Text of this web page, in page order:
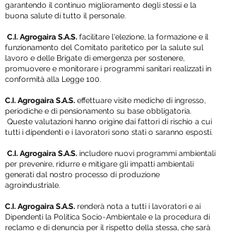
garantendo il continuo miglioramento degli stessi e la
buona salute di tutto il personale.
C.I. Agrogaira S.A.S. facilitare l'elezione, la formazione e il
funzionamento del Comitato paritetico per la salute sul
lavoro e delle Brigate di emergenza per sostenere,
promuovere e monitorare i programmi sanitari realizzati in
conformità alla Legge 100.
C.I. Agrogaira S.A.S. effettuare visite mediche di ingresso,
periodiche e di pensionamento su base obbligatoria.
Queste valutazioni hanno origine dai fattori di rischio a cui
tutti i dipendenti e i lavoratori sono stati o saranno esposti.
C.I. Agrogaira S.A.S. includere nuovi programmi ambientali
per prevenire, ridurre e mitigare gli impatti ambientali
generati dal nostro processo di produzione
agroindustriale.
C.I. Agrogaira S.A.S. renderà nota a tutti i lavoratori e ai
Dipendenti la Politica Socio-Ambientale e la procedura di
reclamo e di denuncia per il rispetto della stessa, che sarà